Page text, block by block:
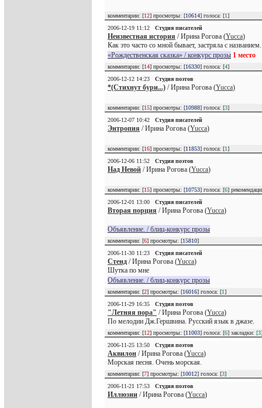
комментарии: [12] просмотры: [10614] голоса: [1]
2006-12-19 11:12
Студия писателей
Неизвестная история / Ирина Рогова (Yucca)
Как это часто со мной бывает, застряла с
«Рождественская сказка» / конкурс прозы 1 место
комментарии: [14] просмотры: [16330] голоса: [4]
2006-12-12 14:23
Студия поэтов
*(Стихнут бури...) / Ирина Рогова (Yucca)
комментарии: [15] просмотры: [10988] голоса: [3]
2006-12-07 10:42
Студия писателей
Энтропия / Ирина Рогова (Yucca)
комментарии: [16] просмотры: [11853] голоса: [1]
2006-12-06 11:52
Студия поэтов
Над Невой / Ирина Рогова (Yucca)
комментарии: [15] просмотры: [10753] голоса: [6]
2006-12-01 13:00
Студия писателей
Вторая порция / Ирина Рогова (Yucca)
Объявление. / блиц-конкурс прозы
комментарии: [6] просмотры: [15810]
2006-11-30 11:23
Студия писателей
Стенд / Ирина Рогова (Yucca)
Шутка по мне
Объявление. / блиц-конкурс прозы
комментарии: [2] просмотры: [16016] голоса: [1]
2006-11-29 16:35
Студия поэтов
"Летняя пора" / Ирина Рогова (Yucca)
По мелодии Дж.Гершвина. Русский язык в джазе.
комментарии: [12] просмотры: [11003] голоса: [6] закладки: [3]
2006-11-25 13:50
Студия поэтов
Аквилон / Ирина Рогова (Yucca)
Морская песня. Очень морская.
комментарии: [7] просмотры: [10012] голоса: [3]
2006-11-21 17:53
Студия поэтов
Иллюзии / Ирина Рогова (Yucca)